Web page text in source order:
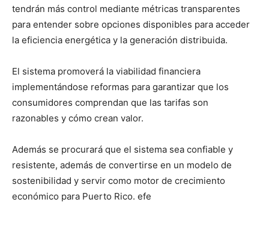
tendrán más control mediante métricas transparentes
para entender sobre opciones disponibles para acceder
la eficiencia energética y la generación distribuida.
El sistema promoverá la viabilidad financiera
implementándose reformas para garantizar que los
consumidores comprendan que las tarifas son
razonables y cómo crean valor.
Además se procurará que el sistema sea confiable y
resistente, además de convertirse en un modelo de
sostenibilidad y servir como motor de crecimiento
económico para Puerto Rico. efe